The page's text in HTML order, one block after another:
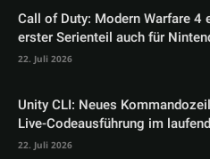
Call of Duty: Modern Warfare 4
erster Serienteil auch für
22. Juli 2026
Unity CLI: Neues
Live-Codeausführung im
22. Juli 2026